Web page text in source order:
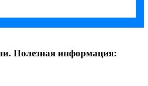
Полезная информация: